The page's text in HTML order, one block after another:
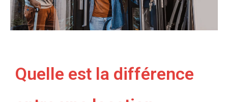
Quelle est la différence